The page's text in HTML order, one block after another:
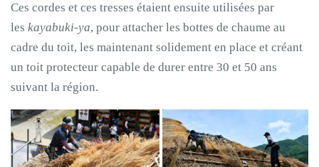
Ces cordes et ces tresses étaient ensuite utilisées par
les kayabuki-ya, pour attacher les bottes de chaume au
cadre du toit, les maintenant solidement en place et créant
un toit protecteur capable de durer entre 30 et 50 ans
suivant la région.